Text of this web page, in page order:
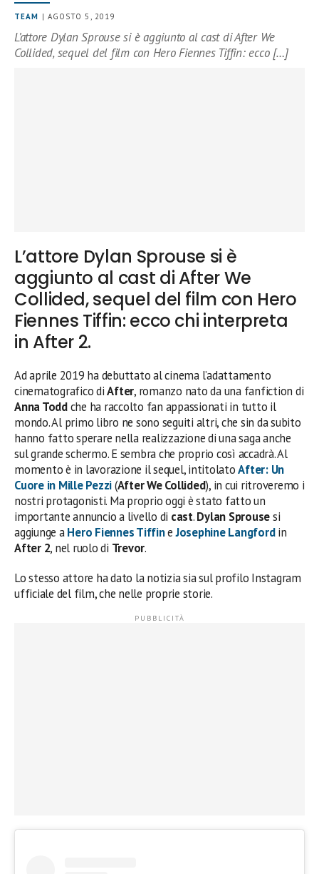
TEAM | AGOSTO 5, 2019
L’attore Dylan Sprouse si è aggiunto al cast di After We
Collided, sequel del film con Hero Fiennes Tiffin: ecco […]
L’attore Dylan Sprouse si è
aggiunto al cast di After We
Collided, sequel del film con Hero
Fiennes Tiffin: ecco chi interpreta
in After 2.
Ad aprile 2019 ha debuttato al cinema l’adattamento
cinematografico diAfter, romanzo nato da una fanfiction di
Anna Toddche ha raccolto fan appassionati in tutto il
mondo. Al primo libro ne sono seguiti altri, che sin da subito
hanno fatto sperare nella realizzazione di una saga anche
sul grande schermo. E sembra che proprio così accadrà. Al
momento è in lavorazione il sequel, intitolatoAfter: Un
Cuore in Mille Pezzi(After We Collided), in cui ritroveremo i
nostri protagonisti. Ma proprio oggi è stato fatto un
importante annuncio a livello di cast.Dylan Sprousesi
aggiunge aHero Fiennes TiffineJosephine Langfordin
After 2, nel ruolo di Trevor.
Lo stesso attore ha dato la notizia sia sul profilo Instagram
ufficiale del film, che nelle proprie storie.